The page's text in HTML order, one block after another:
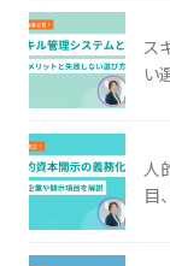
ス
い
人
目